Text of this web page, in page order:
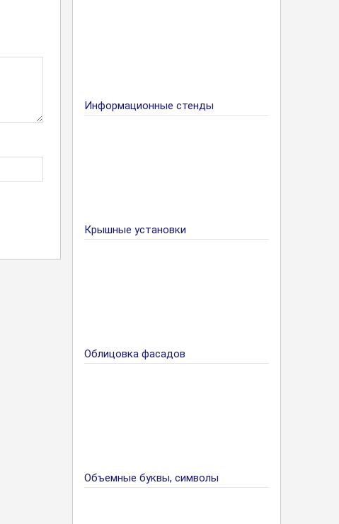
Информационные стенды
Крышные установки
Облицовка фасадов
Объемные буквы, символы